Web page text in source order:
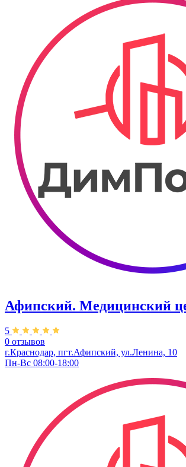
Афипский. Медицинский
5
0 отзывов
г.Краснодар, пгт.Афипский, ул.Ленина, 10
Пн-Вс 08:00-18:00